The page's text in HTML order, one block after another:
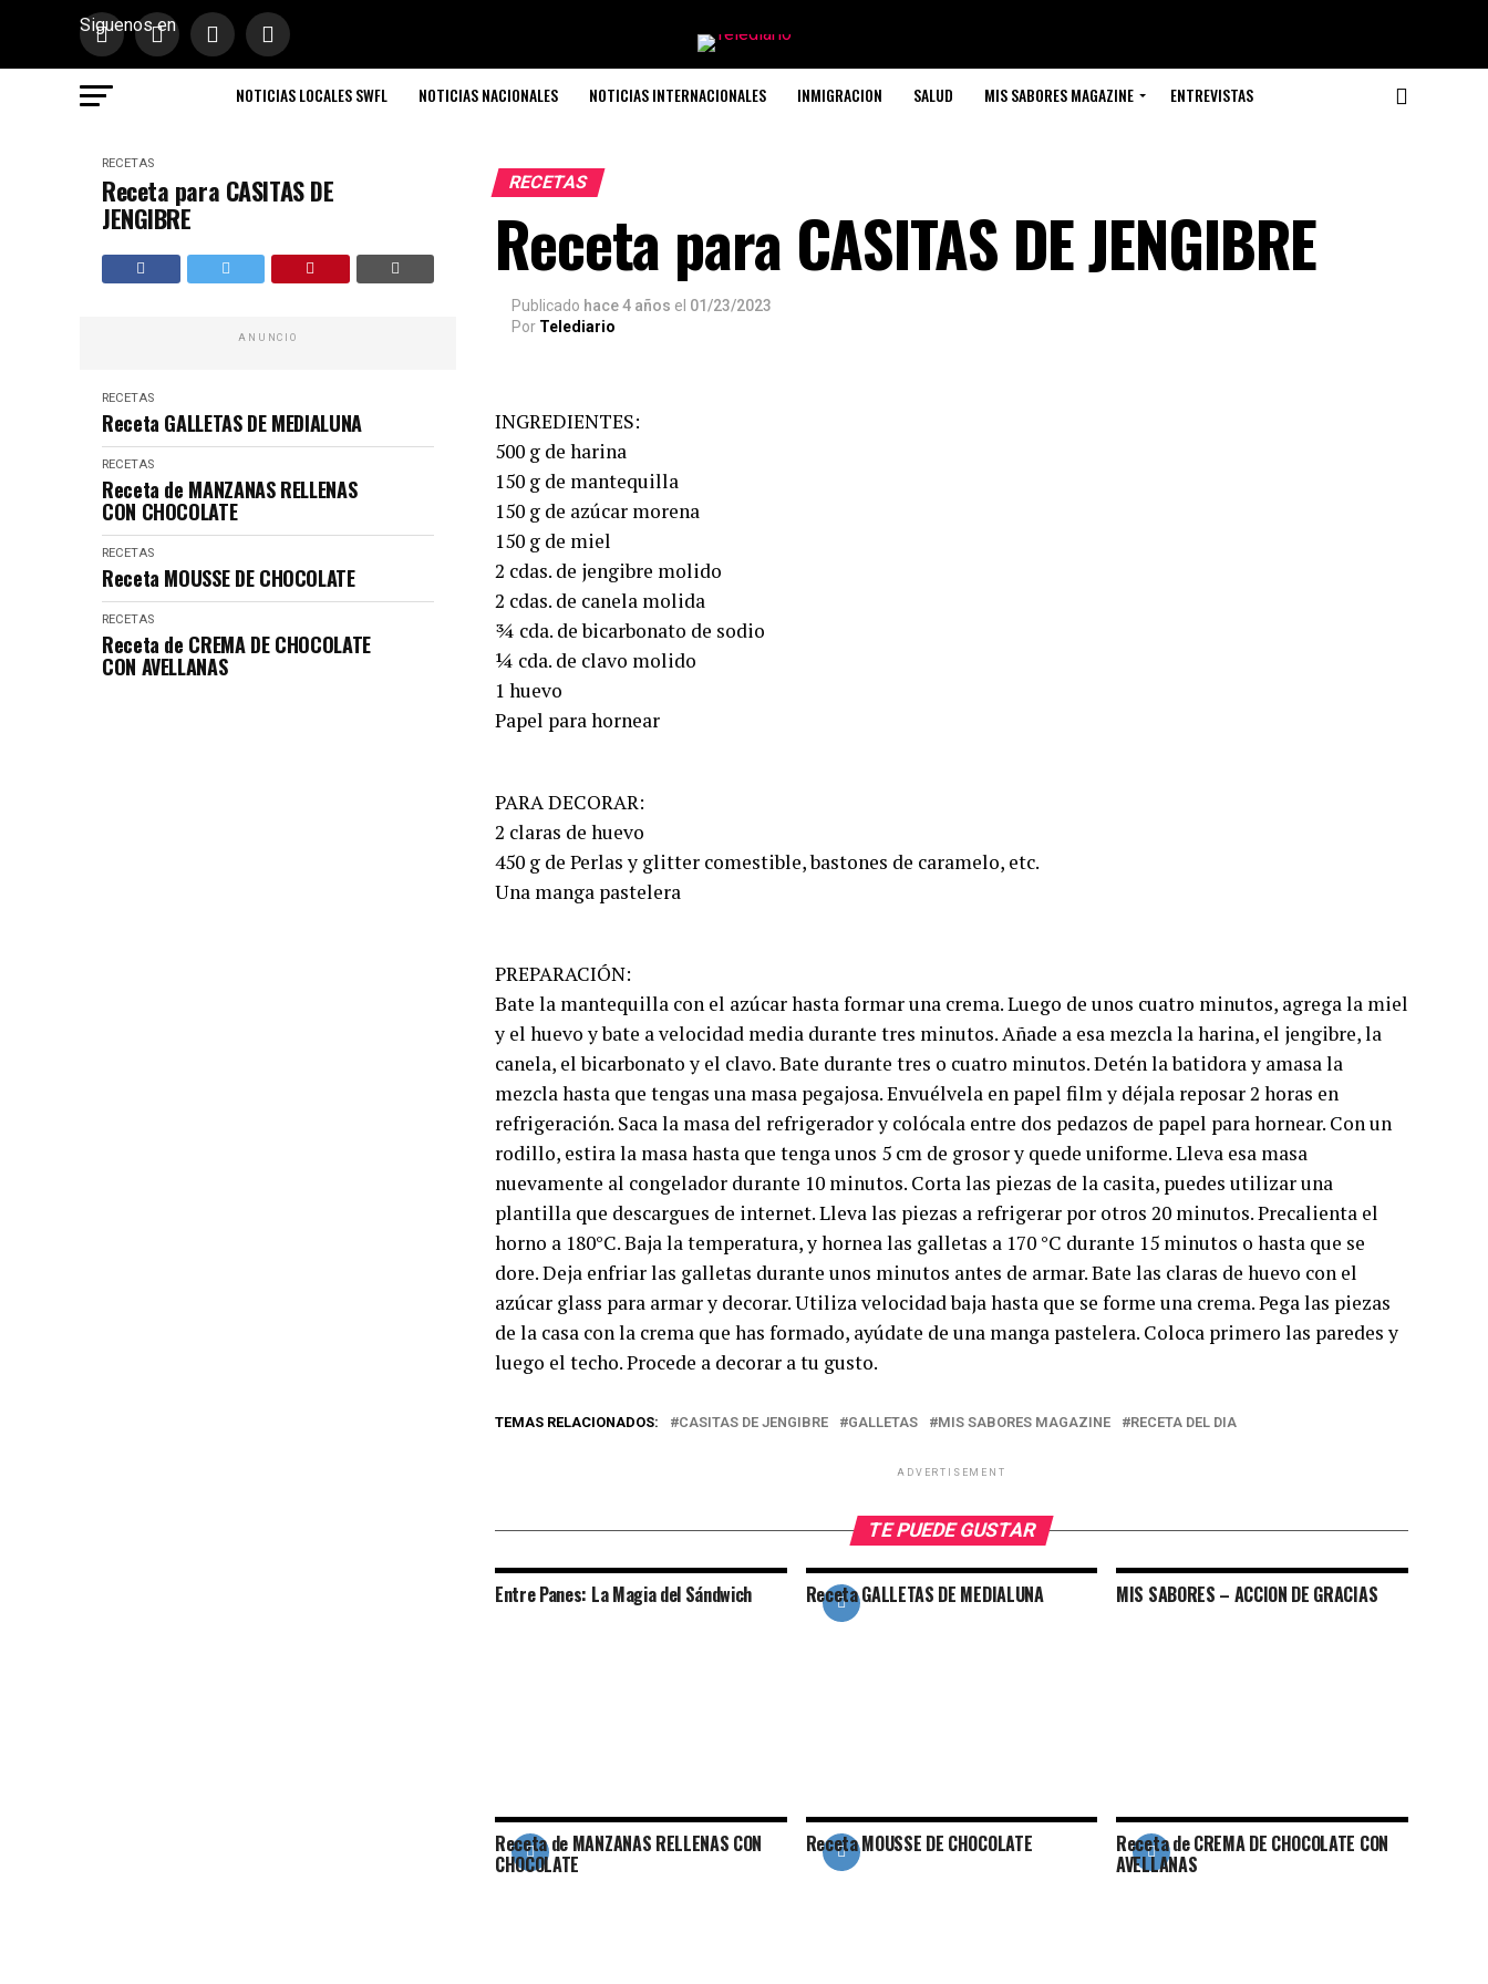
Siguenos en
NOTICIAS LOCALES SWFL NOTICIAS NACIONALES NOTICIAS INTERNACIONALES INMIGRACION SALUD MIS SABORES MAGAZINE ENTREVISTAS
RECETAS
Receta para CASITAS DE
JENGIBRE
ANUNCIO
RECETAS
Receta GALLETAS DE MEDIALUNA
RECETAS
Receta de MANZANAS RELLENAS
CON CHOCOLATE
RECETAS
Receta MOUSSE DE CHOCOLATE
RECETAS
Receta de CREMA DE CHOCOLATE
CON AVELLANAS
RECETAS
Receta para CASITAS DE JENGIBRE
Publicado hace 4 años el 01/23/2023
Por Telediario
INGREDIENTES:
500 g de harina
150 g de mantequilla
150 g de azúcar morena
150 g de miel
2 cdas. de jengibre molido
2 cdas. de canela molida
¾ cda. de bicarbonato de sodio
¼ cda. de clavo molido
1 huevo
Papel para hornear
PARA DECORAR:
2 claras de huevo
450 g de Perlas y glitter comestible, bastones de caramelo, etc.
Una manga pastelera
PREPARACIÓN:
Bate la mantequilla con el azúcar hasta formar una crema. Luego de unos cuatro minutos, agrega la miel
y el huevo y bate a velocidad media durante tres minutos. Añade a esa mezcla la harina, el jengibre, la
canela, el bicarbonato y el clavo. Bate durante tres o cuatro minutos. Detén la batidora y amasa la
mezcla hasta que tengas una masa pegajosa. Envuélvela en papel film y déjala reposar 2 horas en
refrigeración. Saca la masa del refrigerador y colócala entre dos pedazos de papel para hornear. Con un
rodillo, estira la masa hasta que tenga unos 5 cm de grosor y quede uniforme. Lleva esa masa
nuevamente al congelador durante 10 minutos. Corta las piezas de la casita, puedes utilizar una
plantilla que descargues de internet. Lleva las piezas a refrigerar por otros 20 minutos. Precalienta el
horno a 180°C. Baja la temperatura, y hornea las galletas a 170 °C durante 15 minutos o hasta que se
dore. Deja enfriar las galletas durante unos minutos antes de armar. Bate las claras de huevo con el
azúcar glass para armar y decorar. Utiliza velocidad baja hasta que se forme una crema. Pega las piezas
de la casa con la crema que has formado, ayúdate de una manga pastelera. Coloca primero las paredes y
luego el techo. Procede a decorar a tu gusto.
TEMAS RELACIONADOS: CASITAS DE JENGIBRE GALLETAS MIS SABORES MAGAZINE RECETA DEL DIA
ADVERTISEMENT
TE PUEDE GUSTAR
Entre Panes: La Magia del Sándwich Receta GALLETAS DE MEDIALUNA MIS SABORES – ACCION DE GRACIAS
Receta de MANZANAS RELLENAS CON
CHOCOLATE
Receta MOUSSE DE CHOCOLATE Receta de CREMA DE CHOCOLATE CON
AVELLANAS